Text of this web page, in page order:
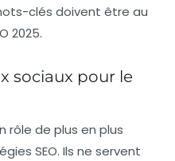
clés doivent être au
2025.
sociaux pour le
rôle de plus en plus
SEO. Ils ne servent